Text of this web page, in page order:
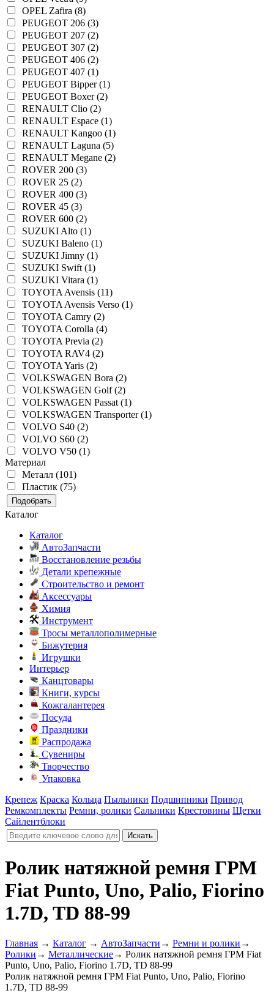
OPEL Zafira (8)
PEUGEOT 206 (3)
PEUGEOT 207 (2)
PEUGEOT 307 (2)
PEUGEOT 406 (2)
PEUGEOT 407 (1)
PEUGEOT Bipper (1)
PEUGEOT Boxer (2)
RENAULT Clio (2)
RENAULT Espace (1)
RENAULT Kangoo (1)
RENAULT Laguna (5)
RENAULT Megane (2)
ROVER 200 (3)
ROVER 25 (2)
ROVER 400 (3)
ROVER 45 (3)
ROVER 600 (2)
SUZUKI Alto (1)
SUZUKI Baleno (1)
SUZUKI Jimny (1)
SUZUKI Swift (1)
SUZUKI Vitara (1)
TOYOTA Avensis (11)
TOYOTA Avensis Verso (1)
TOYOTA Camry (2)
TOYOTA Corolla (4)
TOYOTA Previa (2)
TOYOTA RAV4 (2)
TOYOTA Yaris (2)
VOLKSWAGEN Bora (2)
VOLKSWAGEN Golf (2)
VOLKSWAGEN Passat (1)
VOLKSWAGEN Transporter (1)
VOLVO S40 (2)
VOLVO S60 (2)
VOLVO V50 (1)
Материал
Металл (101)
Пластик (75)
Подобрать
Каталог
Каталог
АвтоЗапчасти
Восстановление резьбы
Детали крепежные
Строительство и ремонт
Аксессуары
Химия
Инструмент
Тросы металлополимерные
Бижутерия
Игрушки
Интерьер
Канцтовары
Книги, курсы
Кожгалантерея
Посуда
Праздники
Распродажа
Сувениры
Творчество
Упаковка
Крепеж Краска Кольца Пыльники Подшипники Привод
Ремкомплекты Ремни, ролики Сальники Крестовины Щетки
Сайлентблоки
Ролик натяжной ремня ГРМ
Fiat Punto, Uno, Palio, Fiorino
1.7D, TD 88-99
Главная → Каталог → АвтоЗапчасти → Ремни и ролики →
Ролики → Металлические→ Ролик натяжной ремня ГРМ Fiat
Punto, Uno, Palio, Fiorino 1.7D, TD 88-99
Ролик натяжной ремня ГРМ Fiat Punto, Uno, Palio, Fiorino
1.7D, TD 88-99